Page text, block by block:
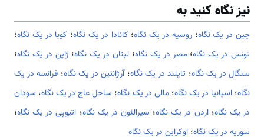
نیز نگاه کنید به
چین در یک نگاه؛روسیه در یک نگاه؛ کانادا در یک نگاه؛ کوبا در یک نگاه؛
تونس در یک نگاه؛مصر در یک نگاه؛ لبنان در یک نگاه؛ ژاپن در یک نگاه؛
سنگال در یک نگاه؛ تایلند در یک نگاه؛آرژانتین در یک نگاه؛ فرانسه در یک
نگاه؛اسپانیا در یک نگاه؛مالی در یک نگاه؛ ساحل عاج در یک نگاه، سودان
در یک نگاه؛اردن در یک نگاه؛ سیرالئون در یک نگاه؛ اتیوپی در یک نگاه؛
سوریه در یک نگاه؛ اوکراین در یک نگاه